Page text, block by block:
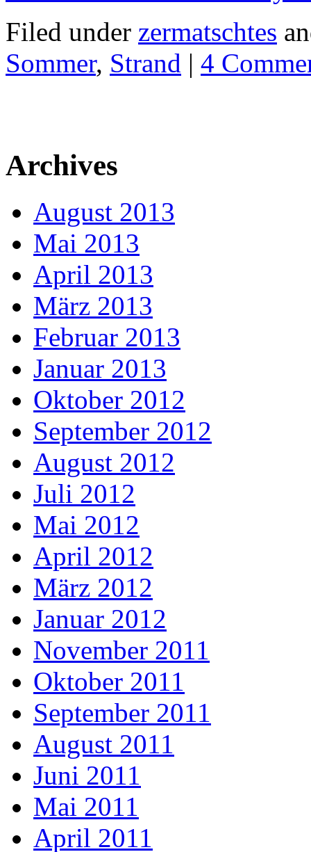
Filed under zermatschtes
Sommer, Strand | 4
Archives
August 2013
Mai 2013
April 2013
März 2013
Februar 2013
Januar 2013
Oktober 2012
September 2012
August 2012
Juli 2012
Mai 2012
April 2012
März 2012
Januar 2012
November 2011
Oktober 2011
September 2011
August 2011
Juni 2011
Mai 2011
April 2011